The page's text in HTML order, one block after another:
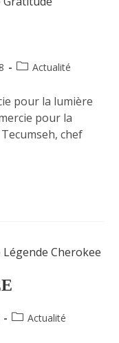
Actualité
pour la lumière
pour la
chef
Actualité